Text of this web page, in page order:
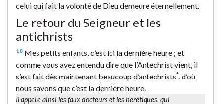
celui qui fait la volonté de Dieu demeure éternellement.
Le retour du Seigneur et les
antichrists
18 Mes petits enfants, c’est ici la dernière heure ; et
comme vous avez entendu dire que l’Antechrist vient, il
s’est fait dès maintenant beaucoup d’antechrists* , d’où
nous savons que c’est la dernière heure.
Il appelle ainsi les faux docteurs et les hérétiques, qui